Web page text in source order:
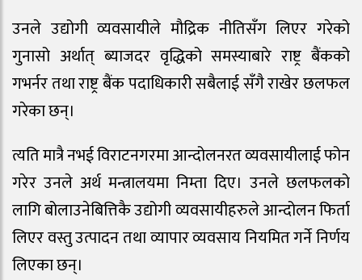
उनले उद्योगी व्यवसायीले मौद्रिक नीतिसँग लिएर गरेको
गुनासो अर्थात् ब्याजदर वृद्धिको समस्याबारे राष्ट्र बैंकको
गभर्नर तथा राष्ट्र बैंक पदाधिकारी सबैलाई सँगै राखेर छलफल
गरेका छन्।
त्यति मात्रै नभई विराटनगरमा आन्दोलनरत व्यवसायीलाई फोन
गरेर उनले अर्थ मन्त्रालयमा निम्ता दिए। उनले छलफलको
लागि बोलाउनेबित्तिकै उद्योगी व्यवसायीहरुले आन्दोलन फिर्ता
लिएर वस्तु उत्पादन तथा व्यापार व्यवसाय नियमित गर्ने निर्णय
लिएका छन्।